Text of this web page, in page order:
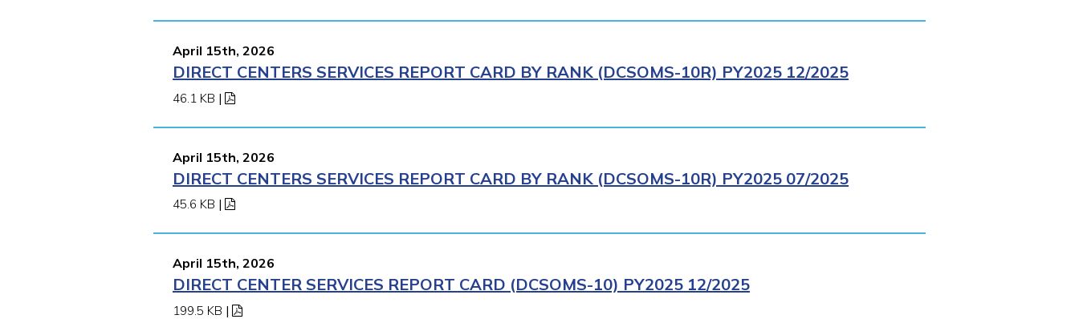
April 15th, 2026
DIRECT CENTERS SERVICES REPORT CARD BY RANK (DCSOMS-10R) PY2025 12/2025
46.1 KB |
April 15th, 2026
DIRECT CENTERS SERVICES REPORT CARD BY RANK (DCSOMS-10R) PY2025 07/2025
45.6 KB |
April 15th, 2026
DIRECT CENTER SERVICES REPORT CARD (DCSOMS-10) PY2025 12/2025
199.5 KB |